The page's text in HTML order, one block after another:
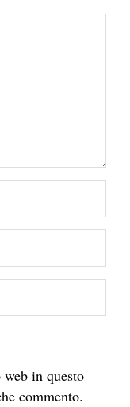
in questo
commento.